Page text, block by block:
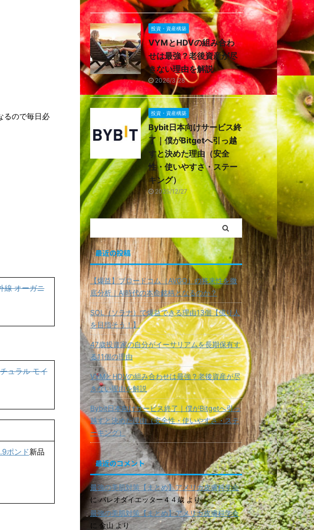
るので毎日必
線 オーガニ
ュラル モイ
ポンド新品
投資・資産構築
VYMとHDVの組み合わ
せは最強？老後資産が尽
きない理由を解説
2026/3/28
投資・資産構築
Bybit日本向けサービス終
了｜僕がBitgetへ引っ越
すと決めた理由（安全
性・使いやすさ・ステー
キング）
2025/12/27
最近の投稿
【爆益】ブロードコム（AVGO）の将来性を徹
底分析｜AI時代の本命銘柄となるのか？
SOL（ソラナ）で爆益できる理由13個【億り人
を目指そう！】
47歳投資家の自分がイーサリアムを長期保有す
る11個の理由
VYMとHDVの組み合わせは最強？老後資産が尽
きない理由を解説
Bybit日本向けサービス終了｜僕がBitgetへ引っ
越すと決めた理由（安全性・使いやすさ・ステ
ーキング）
最近のコメント
最強の美肌対策【まとめ】アメリカ皮膚科学会
にパレオダイエッター４４歳より
最強の美肌対策【まとめ】アメリカ皮膚科学会
に 金山より